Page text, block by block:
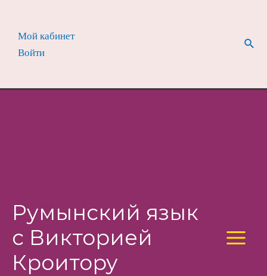
содержимому
Мой кабинет
Войти
Румынский язык
с Викторией
Кроитору
Main